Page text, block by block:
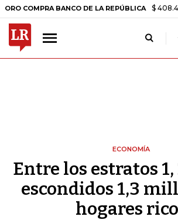
BANCO DE LA REPÚBLICA $ 408.498,97
ECONOMÍA
Entre los estratos 1,
escondidos 1,3
hogares